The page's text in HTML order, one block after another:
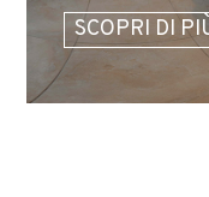
SCOPRI DI